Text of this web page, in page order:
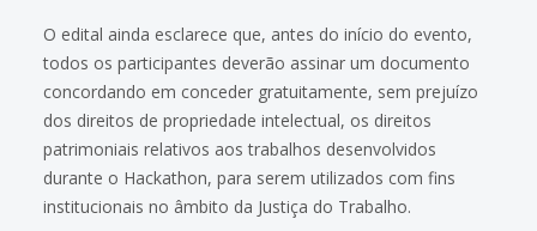
O edital ainda esclarece que, antes do início do evento,
todos os participantes deverão assinar um documento
concordando em conceder gratuitamente, sem prejuízo
dos direitos de propriedade intelectual, os direitos
patrimoniais relativos aos trabalhos desenvolvidos
durante o Hackathon, para serem utilizados com fins
institucionais no âmbito da Justiça do Trabalho.